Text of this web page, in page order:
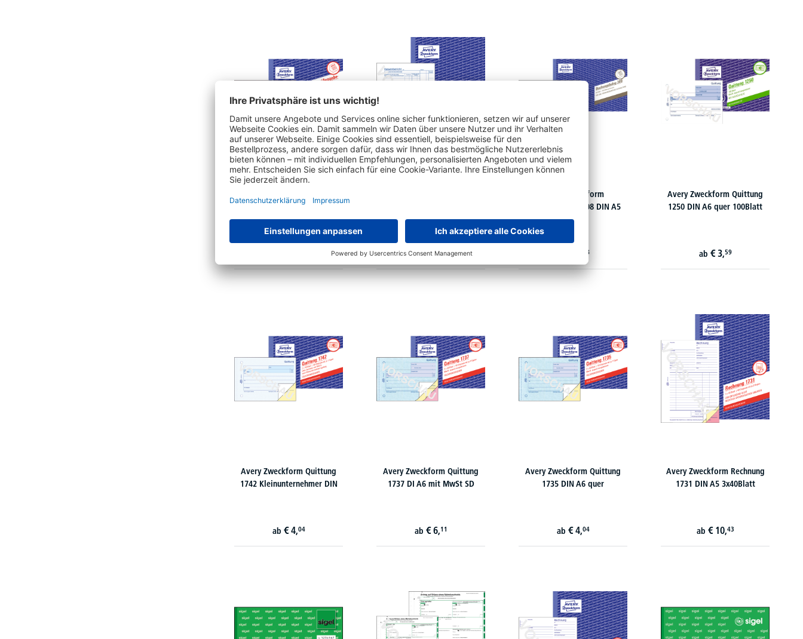
Ausgabebeleg 1755 DIN A6
SD
50Blatt
ab€ 4,04
Avery Zweckform
Buchungsbeleg 308 DIN A5
quer
48
Avery Zweckform Quittung
1250 DIN A6 quer 100Blatt
ab € 3,59
Avery Zweckform Quittung
1742 Kleinunternehmer DIN
ab € 4,04
Avery Zweckform Quittung
1737 DI A6 mit MwSt SD
ab € 6,11
Avery Zweckform Quittung
1735 DIN A6 quer
ab € 4,04
Avery Zweckform Rechnung
1731 DIN A5 3x40Blatt
ab € 10,43